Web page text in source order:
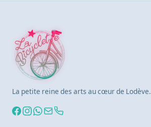
La petite reine des arts au cœur de Lodève.